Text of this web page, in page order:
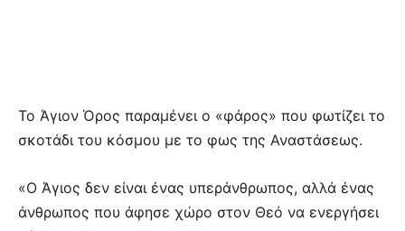
Το Άγιον Όρος παραμένει ο «φάρος» που φωτίζει το
σκοτάδι του κόσμου με το φως της Αναστάσεως.
«Ο Άγιος δεν είναι ένας υπεράνθρωπος, αλλά ένας
άνθρωπος που άφησε χώρο στον Θεό να ενεργήσει